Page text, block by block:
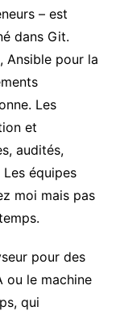
– est
dans Git.
Ansible pour la
Les
et
audités,
équipes
moi mais pas
pour des
ou le machine
qui